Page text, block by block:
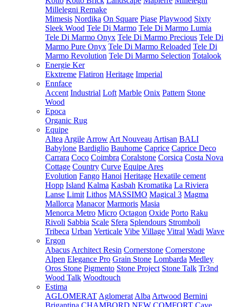
Millelegni Remake
Mimesis Nordika On Square Piase Playwood Sixty
Sleek Wood Tele Di Marmo Tele Di Marmo Lumia
Tele Di Marmo Onyx Tele Di Marmo Precious Tele Di
Marmo Pure Onyx Tele Di Marmo Reloaded Tele Di
Marmo Revolution Tele Di Marmo Selection Totalook
Energie Ker
Ekxtreme Flatiron Heritage Imperial
Ennface
Accent Industrial Loft Marble Onix Pattern Stone
Wood
Epoca
Organic Rug
Equipe
Altea Argile Arrow Art Nouveau Artisan BALI
Babylone Bardiglio Bauhome Caprice Caprice Deco
Carrara Coco Coimbra Coralstone Corsica Costa Nova
Cottage Country Curve Equipe Ares
Evolution Fango Hanoi Heritage Hexatile cement
Hopp Island Kalma Kasbah Kromatika La Riviera
Lanse Limit Lithos MASSIMO Magical 3 Magma
Mallorca Manacor Marmoris Masia
Menorca Metro Micro Octagon Oxide Porto Raku
Rivoli Sabbia Scale Sfera Splendours Stromboli
Tribeca Urban Verticale Vibe Village Vitral Wadi Wave
Ergon
Abacus Architect Resin Cornerstone Cornerstone
Alpen Elegance Pro Grain Stone Lombarda Medley
Oros Stone Pigmento Stone Project Stone Talk Tr3nd
Wood Talk Woodtouch
Estima
AGLOMERAT Aglomerat Alba Artwood Bernini